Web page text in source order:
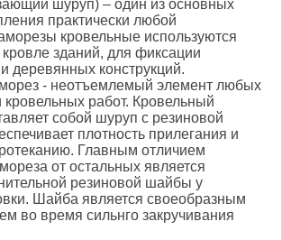
шуруп) – один из основных
практически любой
кровельные используются
зданий, для фиксации
деревянных конструкций.
- неотъемлемый элемент любых
кровельных работ. Кровельный
собой шуруп с резиновой
плотность прилегания и
Главным отличием
от остальных является
резиновой шайбы у
Шайба является своеобразным
во время сильнго закручивания